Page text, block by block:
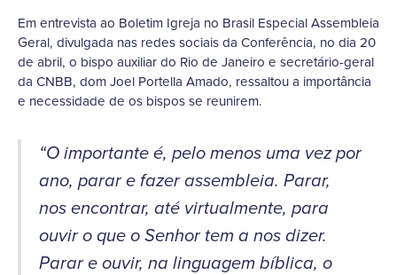
Em entrevista ao Boletim Igreja no Brasil Especial Assembleia
Geral, divulgada nas redes sociais da Conferência, no dia 20
de abril, o bispo auxiliar do Rio de Janeiro e secretário-geral
da CNBB, dom Joel Portella Amado, ressaltou a importância
e necessidade de os bispos se reunirem.
“O importante é, pelo menos uma vez por
ano, parar e fazer assembleia. Parar,
nos encontrar, até virtualmente, para
ouvir o que o Senhor tem a nos dizer.
Parar e ouvir, na linguagem bíblica, o